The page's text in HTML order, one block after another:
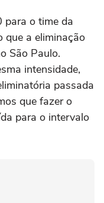
para o time da
que a eliminação
São Paulo.
intensidade,
passada
que fazer o
para o intervalo